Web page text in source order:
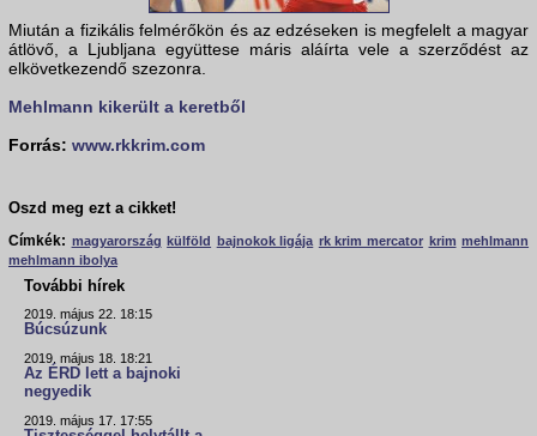
Miután a fizikális felmérőkön és az edzéseken is megfelelt a magyar
átlövő, a Ljubljana együttese máris aláírta vele a szerződést az
elkövetkezendő szezonra.
Mehlmann kikerült a keretből
Forrás: www.rkkrim.com
Oszd meg ezt a cikket!
Címkék: magyarország külföld bajnokok ligája rk krim mercator krim mehlmann
mehlmann ibolya
További hírek
2019. május 22. 18:15
Búcsúzunk
2019. május 18. 18:21
Az ÉRD lett a bajnoki
negyedik
2019. május 17. 17:55